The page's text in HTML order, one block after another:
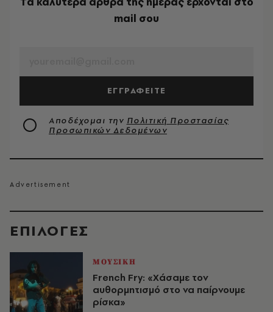
EΠΙΛΟΓΈΣ
ΜΟΥΣΙΚΗ
French Fry: «Χάσαμε τον
αυθορμητισμό στο να παίρνουμε
ρίσκα»
mail σου
ΕΓΓΡΑΦΕΙΤΕ
Αποδέχομαι την Πολιτική Προστασίας
Προσωπικών Δεδομένων